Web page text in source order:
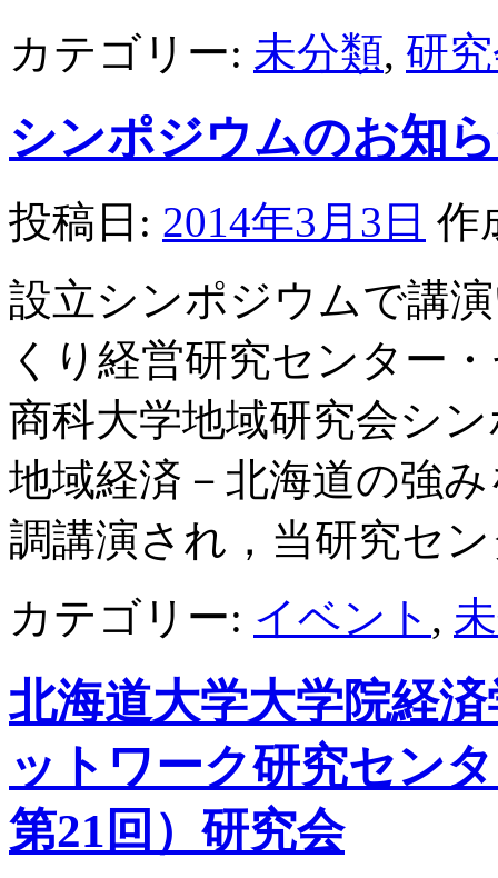
カテゴリー: 未分類, 研
シンポジウムのお知
投稿日: 2014年3月3日 作
設立シンポジウムで講
くり経営研究センター
商科大学地域研究会シ
地域経済－北海道の強
調講演され，当研究セ
カテゴリー: イベント ,
北海道大学大学院経
ットワーク研究セン
第21回）研究会